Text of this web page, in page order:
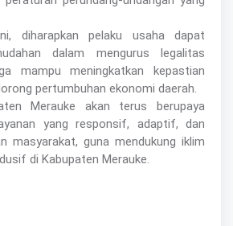
diharapkan pelaku usaha dapat
dalam mengurus legalitas
mampu meningkatkan kepastian
pertumbuhan ekonomi daerah.
Merauke akan terus berupaya
yang responsif, adaptif, dan
masyarakat, guna mendukung iklim
di Kabupaten Merauke.